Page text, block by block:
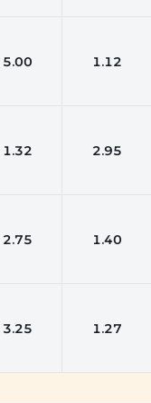
5.00 1.12
1.32 2.95
2.75 1.40
3.25 1.27